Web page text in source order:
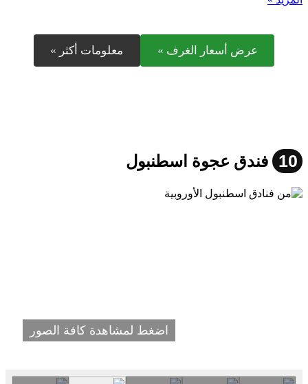
عرض أسعار الغرف » معلومات أكثر »
10 فندق عجوة اسطنبول
اضغط لمشاهدة كافة الصور